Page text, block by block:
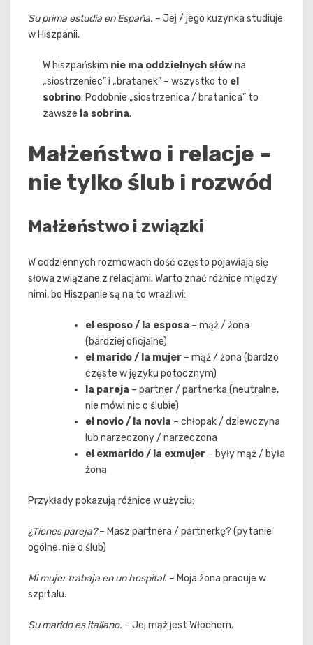
Su prima estudia en España. – Jej / jego kuzynka studiuje
w Hiszpanii.
W hiszpańskim nie ma oddzielnych słówna
„siostrzeniec” i „bratanek” – wszystko to el
sobrino. Podobnie „siostrzenica / bratanica” to
zawsze la sobrina.
Małżeństwo i relacje –
nie tylko ślub i rozwód
Małżeństwo i związki
W codziennych rozmowach dość często pojawiają się
słowa związane z relacjami. Warto znać różnice między
nimi, bo Hiszpanie są na to wrażliwi:
el esposo / la esposa – mąż / żona
(bardziej oficjalne)
el marido / la mujer – mąż / żona (bardzo
częste w języku potocznym)
la pareja – partner / partnerka (neutralne,
nie mówi nic o ślubie)
el novio / la novia – chłopak / dziewczyna
lub narzeczony / narzeczona
el exmarido / la exmujer – były mąż / była
żona
Przykłady pokazują różnice w użyciu:
¿Tienes pareja?– Masz partnera / partnerkę? (pytanie
ogólne, nie o ślub)
Mi mujer trabaja en un hospital. – Moja żona pracuje w
szpitalu.
Su marido es italiano. – Jej mąż jest Włochem.